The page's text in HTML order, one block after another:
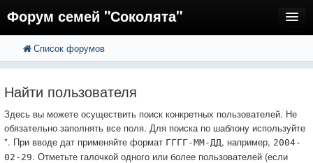
Форум семей "Соколята"
FAQ
Вход
Список форумов
Найти пользователя
Здесь вы можете осуществить поиск конкретных пользователей. Не
обязательно заполнять все поля. Для поиска по шаблону используйте
*. При вводе дат применяйте формат ГГГГ-ММ-ДД, например, 2004-
02-29. Отметьте галочкой одного или более пользователей (если